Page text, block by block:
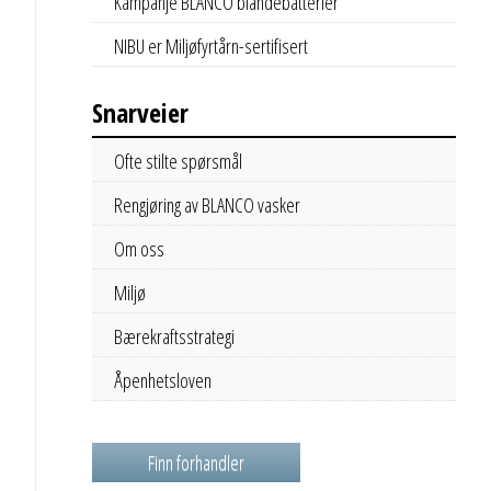
NIBU er Miljøfyrtårn-sertifisert
Snarveier
Ofte stilte spørsmål
Rengjøring av BLANCO vasker
Om oss
Miljø
Bærekraftsstrategi
Åpenhetsloven
Finn forhandler